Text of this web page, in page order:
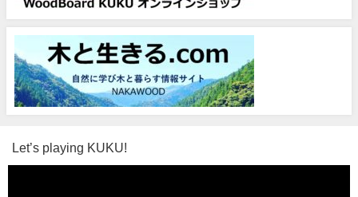
Let’s playing KUKU!